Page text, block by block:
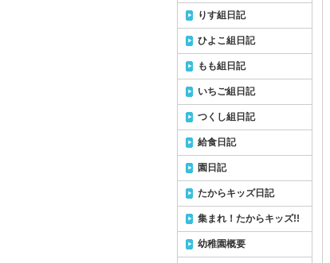
りす組日記
ひよこ組日記
もも組日記
いちご組日記
つくし組日記
給食日記
園日記
たからキッズ日記
集まれ！たからキッズ!!
幼稚園概要